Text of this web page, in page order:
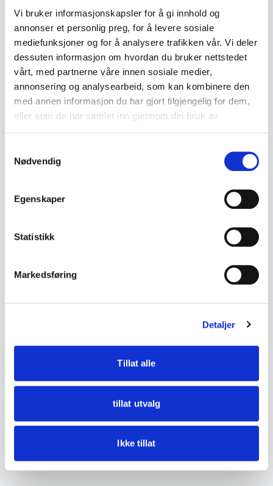
Vi bruker informasjonskapsler for å gi innhold og
annonser et personlig preg, for å levere sosiale
mediefunksjoner og for å analysere trafikken vår. Vi deler
dessuten informasjon om hvordan du bruker nettstedet
vårt, med partnerne våre innen sosiale medier,
annonsering og analysearbeid, som kan kombinere den
med annen informasjon du har gjort tilgjengelig for dem,
eller som de har samlet inn gjennom din bruk av
Nødvendig
Egenskaper
Statistikk
Markedsføring
Detaljer
Tillat alle
tillat utvalg
Ikke tillat
dekorative fingerbøl montert i dyp ramme med
passepartout. Presentert som veggdekorasjon
og samleobjekt.
• Samling bestående av 10 fingerbøl
• Montert i titteskap-/shadow box-ramme
• Tolags passepartout
- Ramme ca. 55 x 27 cm
• Tilstand:
Se bilder for detaljer.